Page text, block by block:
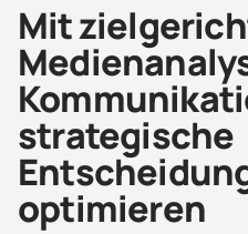
Mit
strategische
optimieren